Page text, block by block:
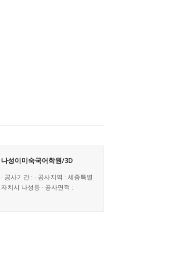
나성이미숙국어학원/3D
· 공사기간 : · 공사지역 : 세종특별
자치시 나성동 · 공사면적 :